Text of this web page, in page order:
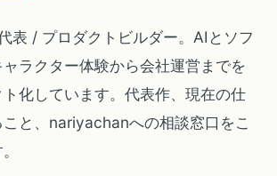
表 / プロダクトビルダー。AIとソフ
ャラクター体験から会社運営までを
化しています。代表作、現在の仕
と、nariyachanへの相談窓口をこ